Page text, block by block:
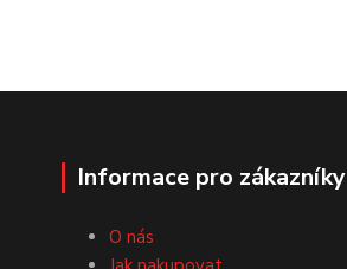
Informace pro zákazníky
O nás